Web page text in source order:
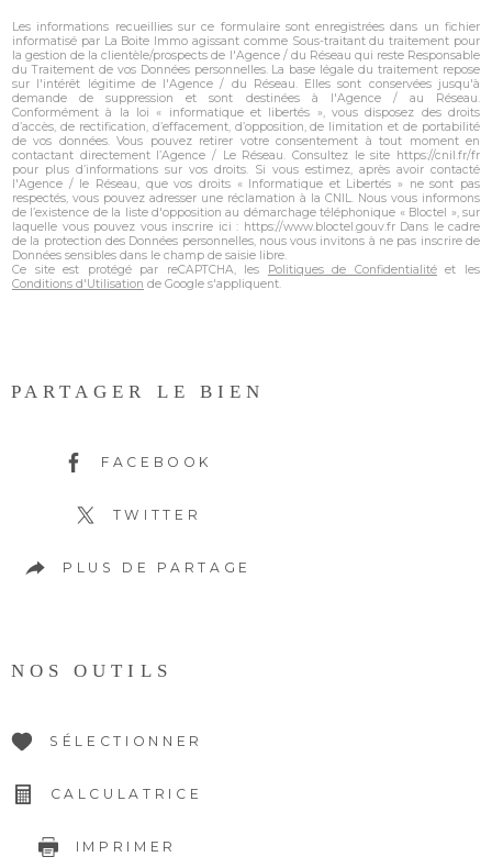
Les informations recueillies sur ce formulaire sont enregistrées dans un fichier
informatisé par La Boite Immo agissant comme Sous-traitant du traitement pour
la gestion de la clientèle/prospects de l'Agence / du Réseau qui reste Responsable
du Traitement de vos Données personnelles. La base légale du traitement repose
sur l'intérêt légitime de l'Agence / du Réseau. Elles sont conservées jusqu'à
demande de suppression et sont destinées à l'Agence / au Réseau.
Conformément à la loi « informatique et libertés », vous disposez des droits
d’accès, de rectification, d’effacement, d’opposition, de limitation et de portabilité
de vos données. Vous pouvez retirer votre consentement à tout moment en
contactant directement l’Agence / Le Réseau. Consultez le site https://cnil.fr/fr
pour plus d’informations sur vos droits. Si vous estimez, après avoir contacté
l'Agence / le Réseau, que vos droits « Informatique et Libertés » ne sont pas
respectés, vous pouvez adresser une réclamation à la CNIL. Nous vous informons
de l’existence de la liste d'opposition au démarchage téléphonique « Bloctel », sur
laquelle vous pouvez vous inscrire ici : https://www.bloctel.gouv.fr Dans le cadre
de la protection des Données personnelles, nous vous invitons à ne pas inscrire de
Données sensibles dans le champ de saisie libre.
Ce site est protégé par reCAPTCHA, les Politiques de Confidentialitéet les
Conditions d'Utilisation de Google s'appliquent.
PARTAGER LE BIEN
FACEBOOK
TWITTER
PLUS DE PARTAGE
NOS OUTILS
SÉLECTIONNER
CALCULATRICE
IMPRIMER